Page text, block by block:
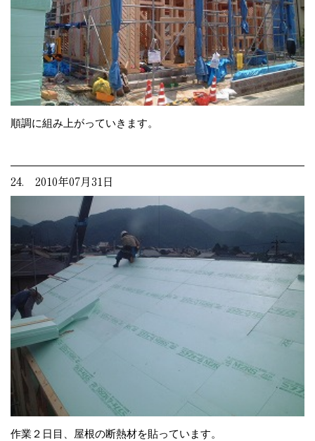
順調に組み上がっていきます。
24. 2010年07月31日
作業２日目、屋根の断熱材を貼っています。